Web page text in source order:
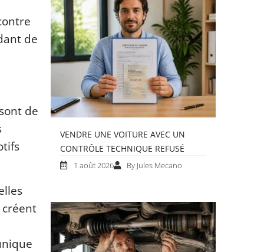
de
de
créent
VENDRE UNE VOITURE AVEC UN
CONTRÔLE TECHNIQUE REFUSÉ
1 août 2026 By Jules Mecano